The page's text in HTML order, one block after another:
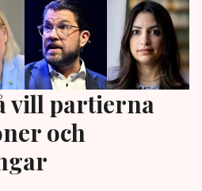
vill partierna
och